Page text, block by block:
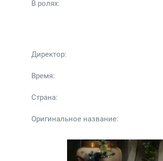
В ролях:
Директор:
Время:
Страна:
Оригинальное название: